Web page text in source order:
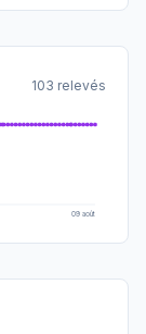
103 relevés
09 août